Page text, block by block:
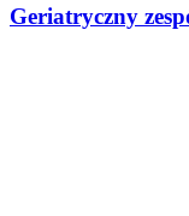
Geriatryczny